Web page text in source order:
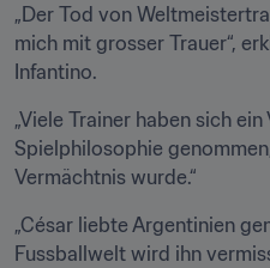
„Der Tod von
mich mit grosser Trauer“,
Infantino.
„Viele Trainer haben sich
Spielphilosophie
Vermächtnis wurde.“
„César liebte Argentinien
Fussballwelt wird ihn